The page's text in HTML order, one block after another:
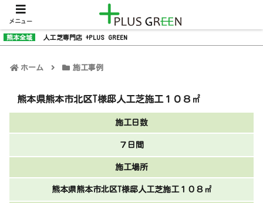
熊本全域 人工芝専門店 +PLUS GREEN
ホーム 施工事例
熊本県熊本市北区T様邸人工芝施工１０８㎡
施工日数
７日間
施工場所
熊本県熊本市北区T様邸人工芝施工１０８㎡
メニュー